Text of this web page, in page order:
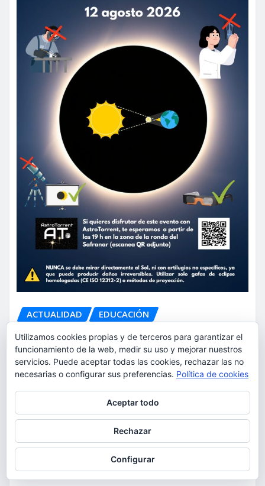
ACTUALIDAD
EDUCACIÓN
MEDIO AMBIENTE
OCIO
AstroTorrent organiza una
observación pública del eclipse
Torrent en el Safranar junto a
las vías del AVE
torrent al dia Ago 5, 2026
Utilizamos cookies propias y de terceros para garantizar el
funcionamiento de la web, medir su uso y mejorar nuestros
servicios. Puede aceptar todas las cookies, rechazar las no
necesarias o configurar sus preferencias. Política de cookies
Aceptar todo
Rechazar
Configurar
Para obtener más información, incluido cómo gestionar las cookies,